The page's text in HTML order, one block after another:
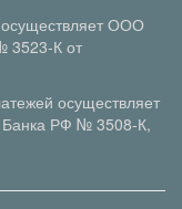
ООО
3523-К от
осуществляет
Банка РФ № 3508-К,